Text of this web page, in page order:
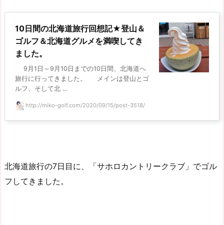
10日間の北海道旅行回想記★登山＆
ゴルフ＆北海道グルメを満喫してき
ました。
9月1日～9月10日までの10日間、北海道へ
旅行に行ってきました。 メインは登山とゴ
ルフ、そして北 ...
http://miko-golf.com/2020/09/15/post-3518/
北海道旅行の7日目に、「サホロカントリークラブ」でゴル
フしてきました。